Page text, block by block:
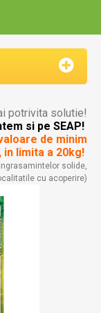
potrivita solutie!
si pe SEAP!
de minim
in limita a 20kg!
solide,
cu acoperire)